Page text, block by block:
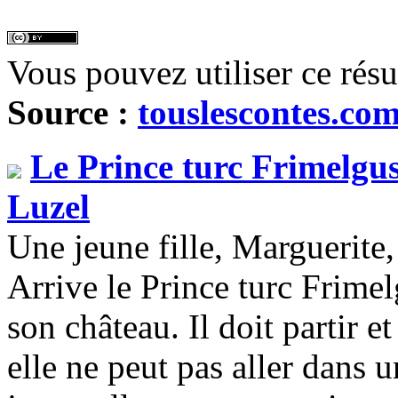
Vous pouvez utiliser ce
Source :
Le Prince turc
Luzel
Une jeune fille,
Arrive le Prince turc
son château. Il doit partir
elle ne peut pas aller dans